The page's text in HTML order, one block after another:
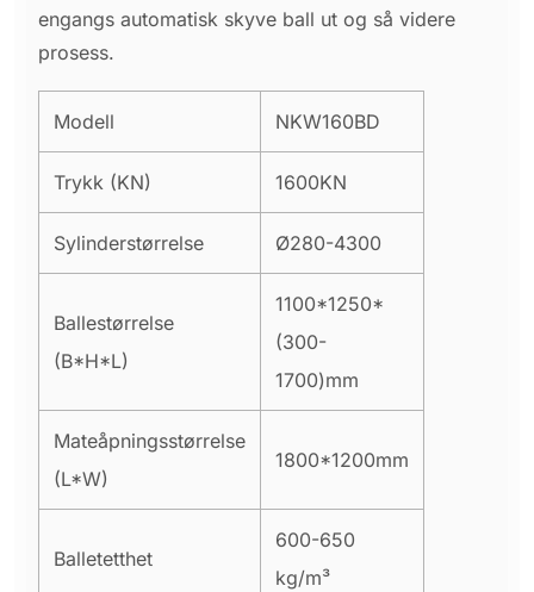
engangs automatisk skyve ball ut og så videre
prosess.
Modell NKW160BD
Trykk (KN) 1600KN
Sylinderstørrelse Ø280-4300
Ballestørrelse
(B*H*L)
1100*1250*
(300-
1700)mm
Mateåpningsstørrelse
(L*W)
1800*1200mm
Balletetthet
600-650
kg/m³